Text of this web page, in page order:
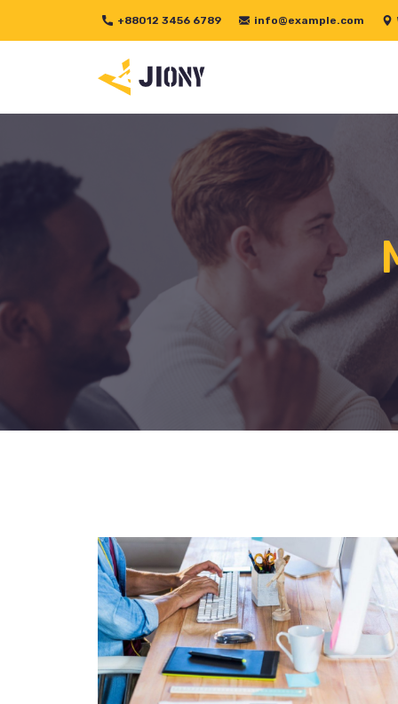
+88012 3456 6789 info@example.com